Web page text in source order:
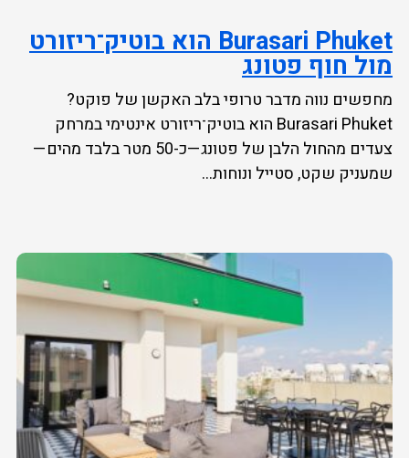
Burasari Phuket הוא בוטיק־ריזורט
מול חוף פטונג
מחפשים נווה מדבר טרופי בלב האקשן של פוקט?
Burasari Phuket הוא בוטיק־ריזורט אינטימי במרחק
צעדים מהחול הלבן של פטונג—כ-50 מטר בלבד מהים—
שמעניק שקט, סטייל ונוחות...